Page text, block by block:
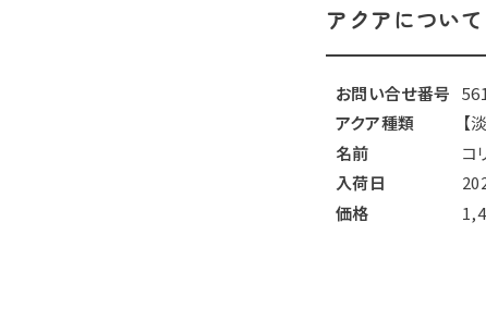
アクアについて
お問い合せ番号
アクア種類
【
名前
コ
入荷日
価格